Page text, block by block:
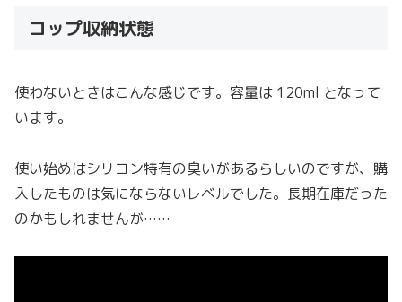
コップ収納状態
使わないときはこんな感じです。容量は 120ml となって
います。
使い始めはシリコン特有の臭いがあるらしいのですが、購
入したものは気にならないレベルでした。長期在庫だった
のかもしれませんが……